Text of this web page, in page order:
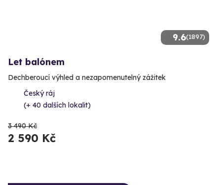
9.6(1897)
Let balónem
Dechberoucí výhled a nezapomenutelný zážitek
Český ráj
(+ 40 dalších lokalit)
3 490 Kč
2 590 Kč